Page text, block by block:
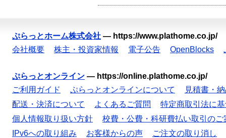
ぷらっとホーム株式会社 — https://www.plathome.co.jp/
会社概要
株主・投資家情報 電子公告 OpenBlocks
ぷらっとオンライン — https://online.plathome.co.jp/
ご利用ガイド
ぷらっとオンラインについて
見積書・
配送・決済について
よくあるご質問
特定商取引法に
個人情報取り扱い方針
校費・公費・科研費払い取引のご
IPv6への取り組み
お客様からの声 ご注文の取り消し